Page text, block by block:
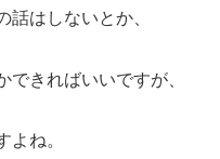
はしないとか、
きればいいですが、
よね。